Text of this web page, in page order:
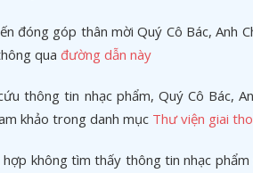
đóng góp thân mời Quý Cô Bác, Anh
qua đường dẫn này
thông tin nhạc phẩm, Quý Cô Bác,
khảo trong danh mục Thư viện giai
không tìm thấy thông tin nhạc